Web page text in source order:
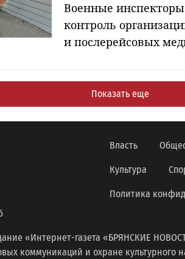
Военные
контроль
и послерейсовых
Показать еще
Власть
Культура
Политика
«Интернет-газета «БРЯНСКИЕ
коммуникаций и охране культурного